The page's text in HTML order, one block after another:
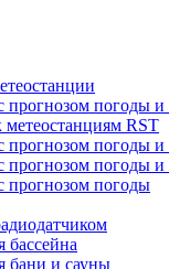
прогнозом погоды и
метеостанциям RST
прогнозом погоды и
прогнозом погоды
прогнозом погоды
бассейна
бани и сауны